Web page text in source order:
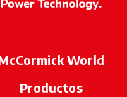
World
Productos